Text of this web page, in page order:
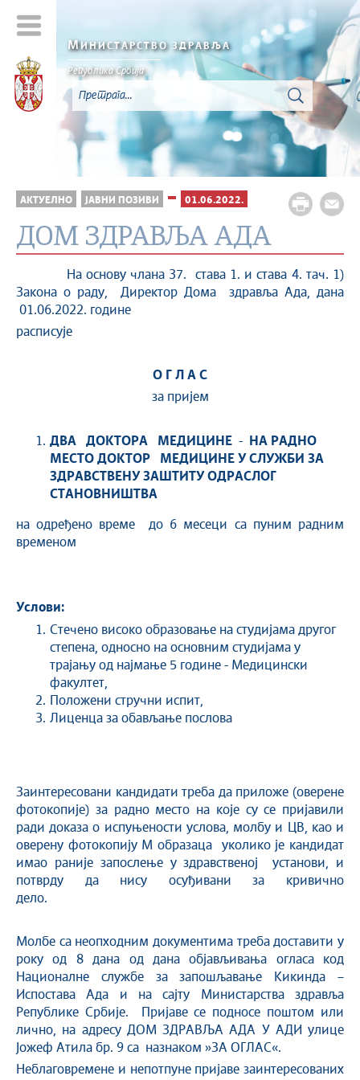
МИНИСТАРСТВО ЗДРАВЉА
Република Србија
АКТУЕЛНО ЈАВНИ ПОЗИВИ 01.06.2022.
ДОМ ЗДРАВЉА АДА
На основу члана 37. става 1. и става 4. тач. 1)
Закона о раду, Директор Дома здравља Ада, дана
01.06.2022. године
расписује
О Г Л А С
за пријем
ДВА ДОКТОРА МЕДИЦИНЕ -
НА РАДНО
МЕСТО ДОКТОР МЕДИЦИНЕ У СЛУЖБИ ЗА
ЗДРАВСТВЕНУ ЗАШТИТУ ОДРАСЛОГ
СТАНОВНИШТВА
на одређено време до 6 месеци са пуним радним
временом
Услови:
Стечено високо образовање на студијама другог
степена, односно на основним студијама у
трајању од најмање 5 године - Медицински
факултет,
Положени стручни испит,
Лиценца за обављање послова
Заинтересовани кандидати треба да приложе (оверене
фотокопије) за радно место на које су се пријавили
ради доказа о испуњености услова, молбу и ЦВ, као и
оверену фотокопију М образаца уколико је кандидат
имао раније запослење у здравственој установи, и
потврду да нису осуђивани за кривично
дело.
Молбе са неопходним документима треба доставити у
року од 8 дана од дана објављивања огласа код
Националне службе за запошљавање Кикинда –
Испостава Ада и на сајту Министарства здравља
Републике Србије. Пријаве се подносе поштом или
лично, на адресу ДОМ ЗДРАВЉА АДА У АДИ улице
Јожеф Атила бр. 9 са назнаком »ЗА ОГЛАС«.
Неблаговремене и непотпуне пријаве заинтересованих